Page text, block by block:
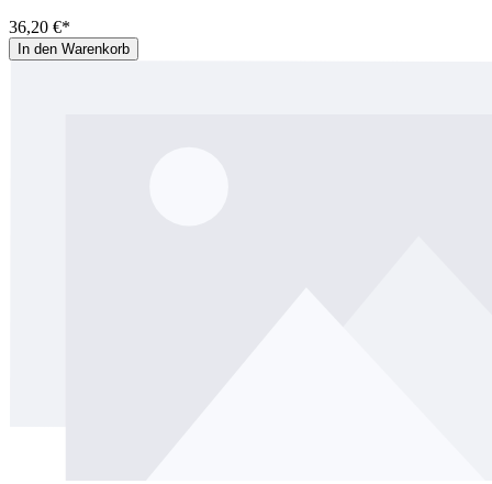
36,20 €*
In den Warenkorb